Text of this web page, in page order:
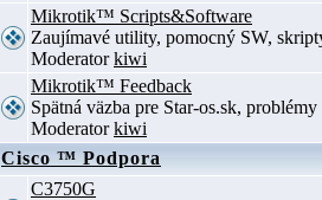
Mikrotik™ Scripts&Software
Zaujímavé utility, pomocný SW,
Moderatorkiwi
Mikrotik™ Feedback
Spätná väzba pre Star-os.sk,
Moderatorkiwi
Cisco ™ Podpora
C3750G